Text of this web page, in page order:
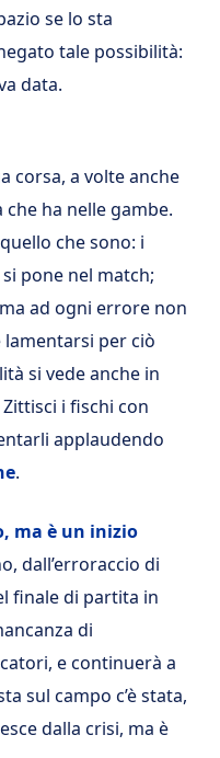
se lo sta
tale possibilità:
data.
corsa, a volte anche
ha nelle gambe.
che sono: i
pone nel match;
ad ogni errore non
per ciò
si vede anche in
i fischi con
applaudendo
.
ma è un inizio
dall’erroraccio di
finale di partita in
di
e continuerà a
sul campo c’è stata,
dalla crisi, ma è